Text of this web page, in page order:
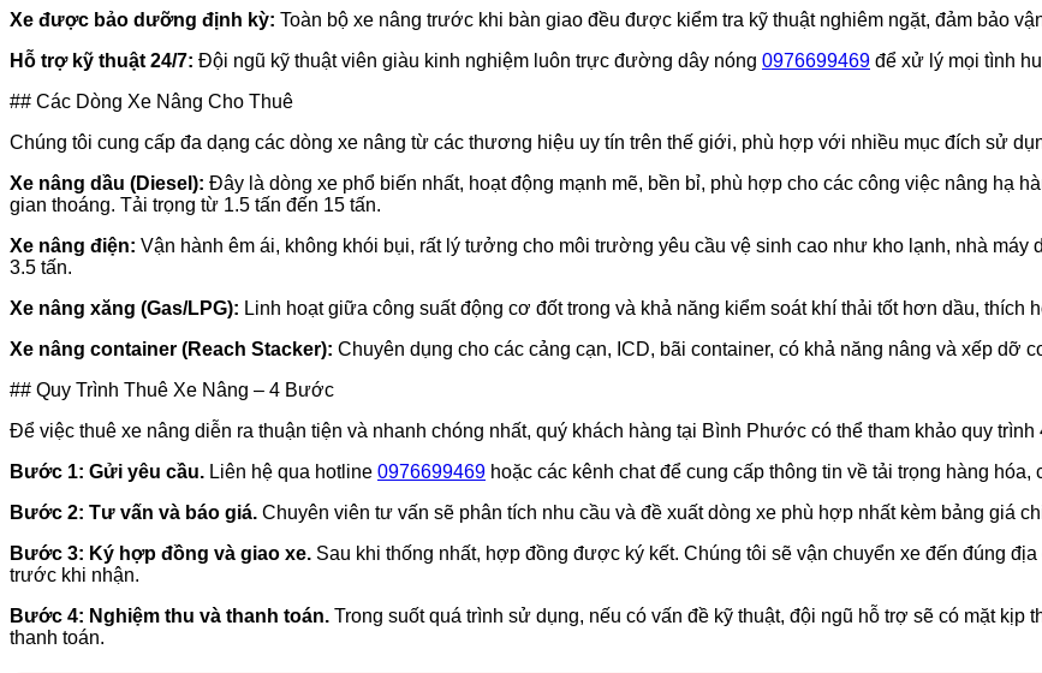
Xe được bảo dưỡng định kỳ: Toàn bộ xe nâng trước khi bàn giao đều được kiểm tra kỹ thuật nghiêm ngặt, đảm bảo
Hỗ trợ kỹ thuật 24/7: Đội ngũ kỹ thuật viên giàu kinh nghiệm luôn trực đường dây nóng 0976699469 để xử lý mọi tình
## Các Dòng Xe Nâng Cho Thuê
Chúng tôi cung cấp đa dạng các dòng xe nâng từ các thương hiệu uy tín trên thế giới, phù hợp với nhiều mục đích sử
Xe nâng dầu (Diesel): Đây là dòng xe phổ biến nhất, hoạt động mạnh mẽ, bền bỉ, phù hợp cho các công việc nâng hạ
gian thoáng. Tải trọng từ 1.5 tấn đến 15 tấn.
Xe nâng điện: Vận hành êm ái, không khói bụi, rất lý tưởng cho môi trường yêu cầu vệ sinh cao như kho lạnh, nhà
3.5 tấn.
Xe nâng xăng (Gas/LPG): Linh hoạt giữa công suất động cơ đốt trong và khả năng kiểm soát khí thải tốt hơn dầu, thích
Xe nâng container (Reach Stacker): Chuyên dụng cho các cảng cạn, ICD, bãi container, có khả năng nâng và xếp dỡ
## Quy Trình Thuê Xe Nâng – 4 Bước
Để việc thuê xe nâng diễn ra thuận tiện và nhanh chóng nhất, quý khách hàng tại Bình Phước có thể tham khảo quy
Bước 1: Gửi yêu cầu. Liên hệ qua hotline 0976699469 hoặc các kênh chat để cung cấp thông tin về tải trọng hàng
Bước 2: Tư vấn và báo giá. Chuyên viên tư vấn sẽ phân tích nhu cầu và đề xuất dòng xe phù hợp nhất kèm bảng giá
Bước 3: Ký hợp đồng và giao xe. Sau khi thống nhất, hợp đồng được ký kết. Chúng tôi sẽ vận chuyển xe đến đúng
trước khi nhận.
Bước 4: Nghiệm thu và thanh toán. Trong suốt quá trình sử dụng, nếu có vấn đề kỹ thuật, đội ngũ hỗ trợ sẽ có mặt
thanh toán.